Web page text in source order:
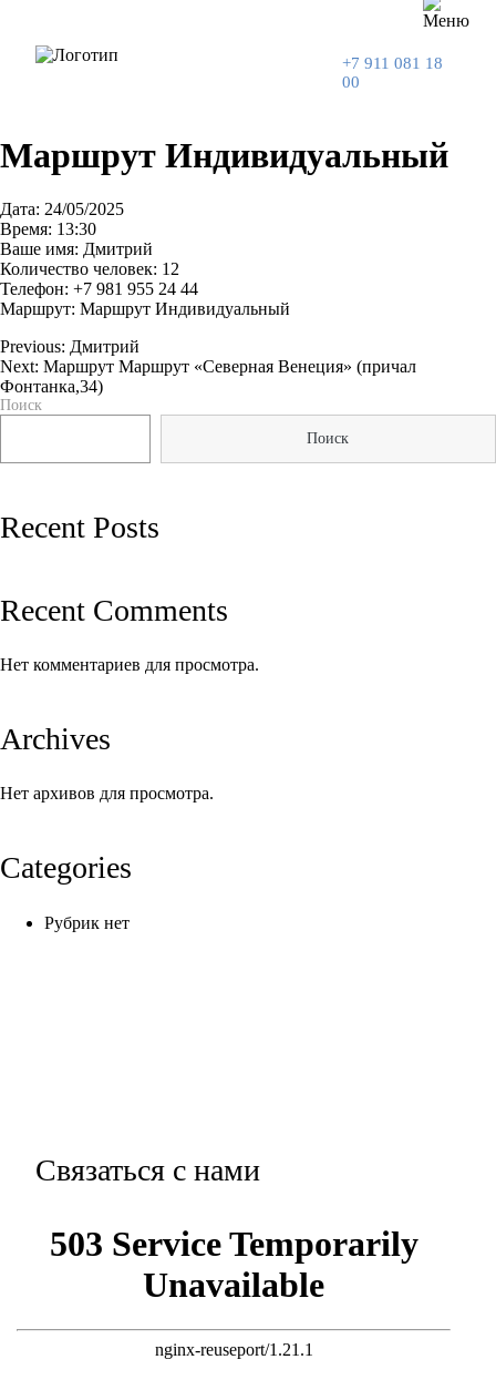
+7 911 081 18
00
Маршрут Индивидуальный
Дата: 24/05/2025
Время: 13:30
Ваше имя: Дмитрий
Количество человек: 12
Телефон: +7 981 955 24 44
Маршрут: Маршрут Индивидуальный
Навигация
по
записям
Previous: Дмитрий
Next: Маршрут Маршрут «Северная Венеция» (причал
Фонтанка,34)
Поиск
Поиск
Recent Posts
Recent Comments
Нет комментариев для просмотра.
Archives
Нет архивов для просмотра.
Categories
Рубрик нет
Связаться с нами